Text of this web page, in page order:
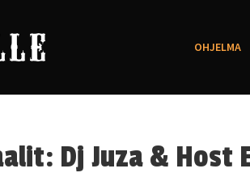
OHJELMA
Dj Juza & Host